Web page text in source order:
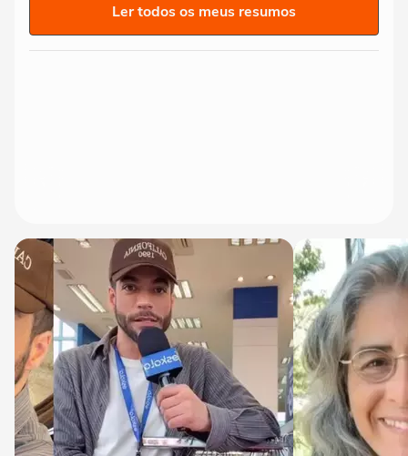
Ler todos os meus resumos